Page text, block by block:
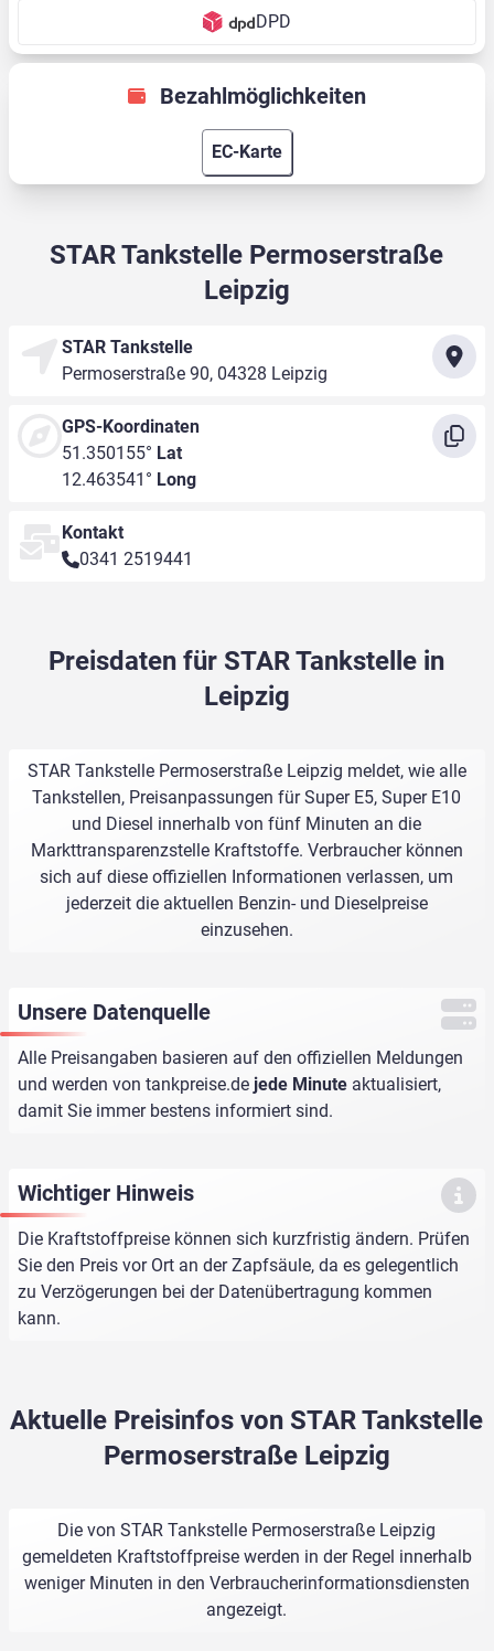
DPD
Bezahlmöglichkeiten
EC-Karte
STAR Tankstelle Permoserstraße
Leipzig
STAR Tankstelle
Permoserstraße 90, 04328 Leipzig
GPS-Koordinaten
51.350155° Lat
12.463541° Long
Kontakt
0341 2519441
Preisdaten für STAR Tankstelle in
Leipzig
STAR Tankstelle Permoserstraße Leipzig meldet, wie alle
Tankstellen, Preisanpassungen für Super E5, Super E10
und Diesel innerhalb von fünf Minuten an die
Markttransparenzstelle Kraftstoffe. Verbraucher können
sich auf diese offiziellen Informationen verlassen, um
jederzeit die aktuellen Benzin- und Dieselpreise
einzusehen.
Unsere Datenquelle
Alle Preisangaben basieren auf den offiziellen Meldungen
und werden von tankpreise.de jede Minute aktualisiert,
damit Sie immer bestens informiert sind.
Wichtiger Hinweis
Die Kraftstoffpreise können sich kurzfristig ändern. Prüfen
Sie den Preis vor Ort an der Zapfsäule, da es gelegentlich
zu Verzögerungen bei der Datenübertragung kommen
kann.
Aktuelle Preisinfos von STAR Tankstelle
Permoserstraße Leipzig
Die von STAR Tankstelle Permoserstraße Leipzig
gemeldeten Kraftstoffpreise werden in der Regel innerhalb
weniger Minuten in den Verbraucherinformationsdiensten
angezeigt.